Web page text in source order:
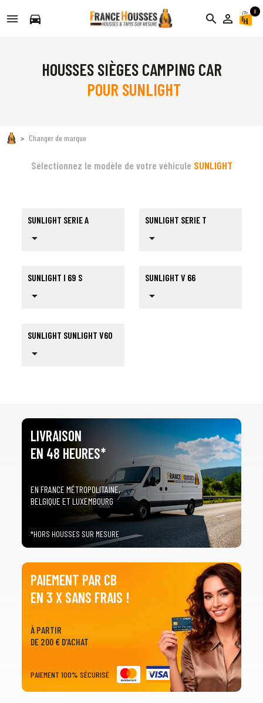
directions_car
SÉLECTIONNEZ LE TYPE DE VOTRE VÉHICULE
arrow_drop_down
SÉLECTIONNEZ LA MARQUE DE VOTRE VÉHICULE
search person_outline
0
HOUSSES SIÈGES CAMPING CAR
POUR SUNLIGHT
Changer de marque
Sélectionnez le modèle de votre véhicule SUNLIGHT
SUNLIGHT SERIE A
arrow_drop_down
SUNLIGHT SERIE T
arrow_drop_down
SUNLIGHT I 69 S
arrow_drop_down
SUNLIGHT V 66
arrow_drop_down
SUNLIGHT SUNLIGHT V60
arrow_drop_down
LIVRAISON
EN 48 HEURES*
EN FRANCE MÉTROPOLITAINE,
BELGIQUE ET LUXEMBOURG
*HORS HOUSSES SUR MESURE
PAIEMENT PAR CB
EN 3 X SANS FRAIS !
À PARTIR
DE 200 € D'ACHAT
PAIEMENT 100% SÉCURISÉ